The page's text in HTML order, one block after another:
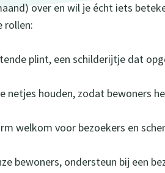
over en wil je écht iets
rollen:
plint, een schilderijtje dat
netjes houden, zodat bewoners
welkom voor bezoekers en
bewoners, ondersteun bij een